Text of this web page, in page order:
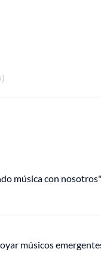
música con nosotros"
músicos